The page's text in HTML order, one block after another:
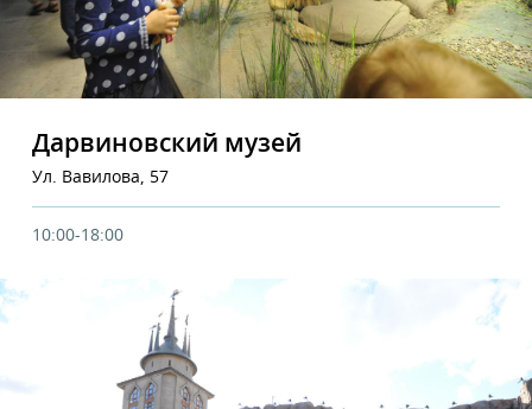
Дарвиновский музей
Ул. Вавилова, 57
10:00-18:00